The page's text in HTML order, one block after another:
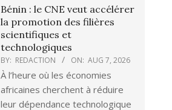
Bénin : le CNE veut accélérer
la promotion des filières
scientifiques et
technologiques
BY: REDACTION ON: AUG 7, 2026
À l’heure où les économies
africaines cherchent à réduire
leur dépendance technologique